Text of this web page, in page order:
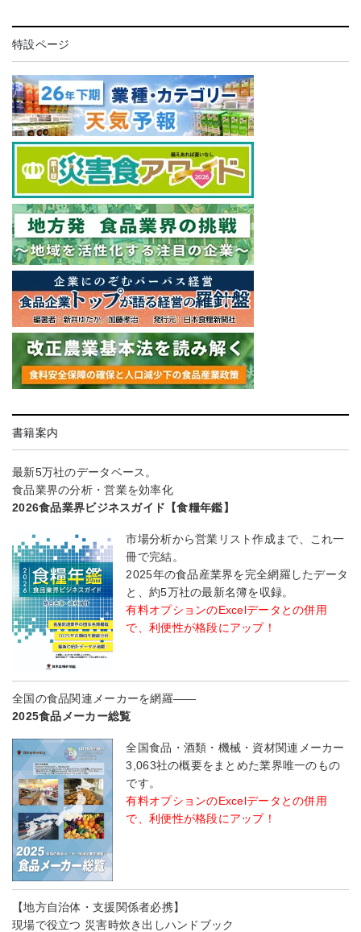
特設ページ
書籍案内
最新5万社のデータベース。
食品業界の分析・営業を効率化
2026食品業界ビジネスガイド【食糧年鑑】
市場分析から営業リスト作成まで、これ一
冊で完結。
2025年の食品産業界を完全網羅したデータ
と、約5万社の最新名簿を収録。
有料オプションのExcelデータとの併用
で、利便性が格段にアップ！
全国の食品関連メーカーを網羅――
2025食品メーカー総覧
全国食品・酒類・機械・資材関連メーカー
3,063社の概要をまとめた業界唯一のもの
です。
有料オプションのExcelデータとの併用
で、利便性が格段にアップ！
【地方自治体・支援関係者必携】
現場で役立つ 災害時炊き出しハンドブック